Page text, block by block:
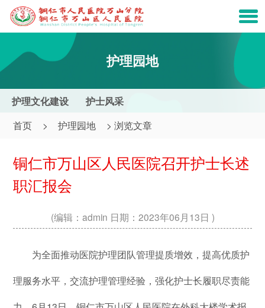
护理园地
护理文化建设 护士风采
首页 > 护理园地 > 浏览文章
铜仁市万山区人民医院召开护士长述
职汇报会
(编辑：admin 日期：2023年06月13日 )
为全面推动医院护理团队管理提质增效，提高优质护
理服务水平，交流护理管理经验，强化护士长履职尽责能